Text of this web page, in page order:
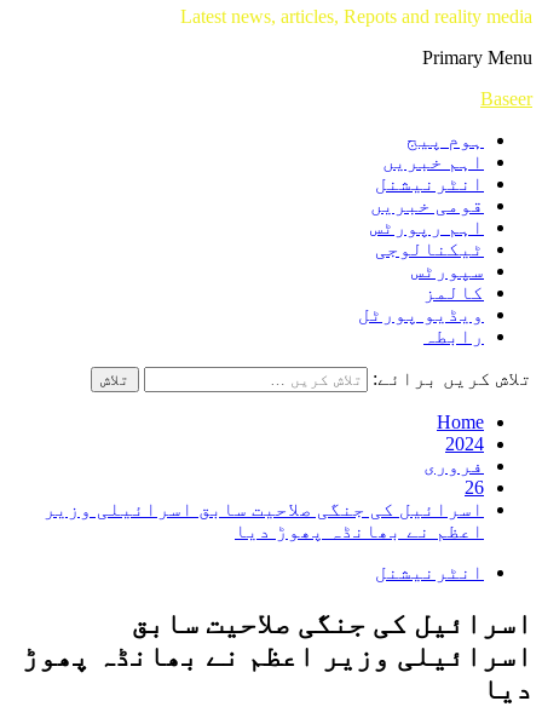
Latest news, articles, Repots and reality media
Primary Menu
Baseer
ہوم پیج
اہم خبریں
انٹرنیشنل
قومی خبریں
اہم رپورٹس
ٹیکنالوجی
سپورٹس
کالمز
ویڈیو پورٹل
رابطہ
تلاش کریں برائے:
Home
2024
فروری
26
اسرائیل کی جنگی صلاحیت سابق اسرائیلی وزیر
اعظم نے بھانڈہ پھوڑ دیا
انٹرنیشنل
اسرائیل کی جنگی صلاحیت سابق
اسرائیلی وزیر اعظم نے بھانڈہ پھوڑ
دیا